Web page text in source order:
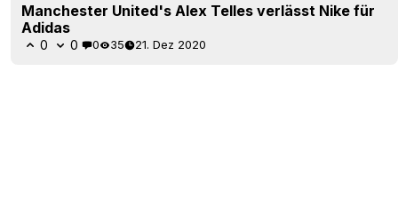
Manchester United's Alex Telles verlässt Nike für
Adidas
0 0 0 35 21. Dez 2020